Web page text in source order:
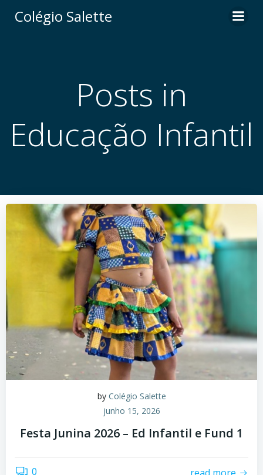
Colégio Salette
Posts in
Educação Infantil
by Colégio Salette
junho 15, 2026
Festa Junina 2026 – Ed Infantil e Fund 1
0 read more